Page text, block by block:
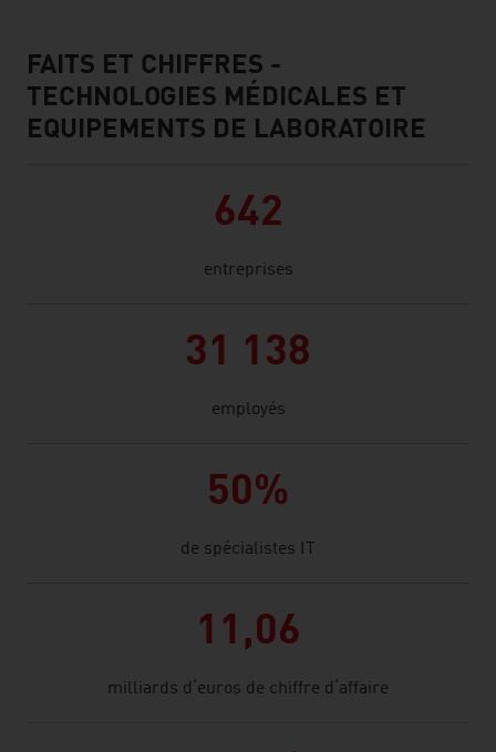
facts & figures
FAITS ET CHIFFRES -
TECHNOLOGIES MÉDICALES ET
EQUIPEMENTS DE LABORATOIRE
642
entreprises
31 138
employés
50%
de spécialistes IT
11,06
milliards d‘euros de chiffre d‘affaire